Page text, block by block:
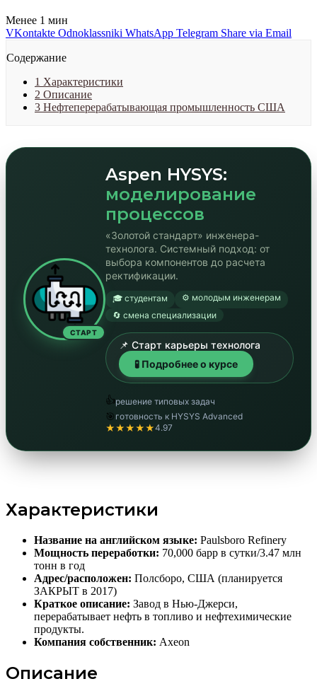
Менее 1 мин
VKontakte Odnoklassniki WhatsApp Telegram Share via Email
Содержание
1 Характеристики
2 Описание
3 Нефтеперерабатывающая промышленность США
СТАРТ
Aspen HYSYS:
моделирование
процессов
«Золотой стандарт» инженера-
технолога. Системный подход: от
выбора компонентов до расчета
ректификации.
🎓 студентам
⚙️ молодым инженерам
🔄 смена специализации
📌 Старт карьеры технолога
🧪 Подробнее о курсе
👍решение типовых задач
🎯 готовность к HYSYS Advanced
★★★★★4.97
Характеристики
Название на английском языке: Paulsboro Refinery
Мощность переработки: 70,000 барр в сутки/3.47 млн
тонн в год
Адрес/расположен: Полсборо, США (планируется
ЗАКРЫТ в 2017)
Краткое описание: Завод в Нью-Джерси,
перерабатывает нефть в топливо и нефтехимические
продукты.
Компания собственник: Axeon
Описание